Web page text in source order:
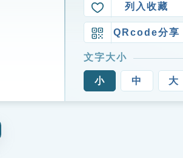
列入收藏
QRcode分享
文字大小
小 中 大